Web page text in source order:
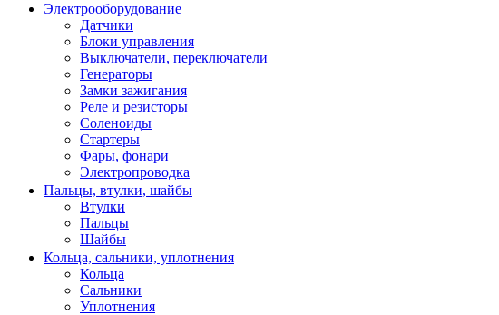
Электрооборудование
Датчики
Блоки управления
Выключатели, переключатели
Генераторы
Замки зажигания
Реле и резисторы
Соленоиды
Стартеры
Фары, фонари
Электропроводка
Пальцы, втулки, шайбы
Втулки
Пальцы
Шайбы
Кольца, сальники, уплотнения
Кольца
Сальники
Уплотнения